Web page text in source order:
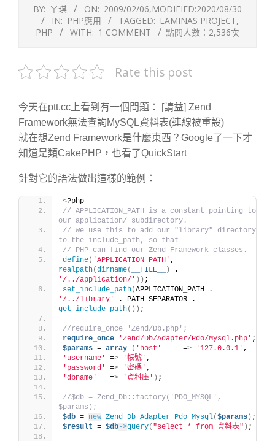
BY: ㄚ琪 ON: 2009/02/06,MODIFIED:2020/08/30
IN: PHP應用 TAGGED: LAMINAS PROJECT,
PHP
WITH: 1 COMMENT 點閱人數：2,536次
Rate this post
今天在ptt.cc上看到有一個問題： [請益] Zend
Framework無法查詢MySQL資料表(連線被重設)
就在想Zend Framework是什麼東西？Google了一下才
知道是類CakePHP，也看了QuickStart
針對它的語法做出這樣的範例：
<?php
// APPLICATION_PATH is a constant pointing to
our application/ subdirectory.
// We use this to add our "library" directory
to the include_path, so that
// PHP can find our Zend Framework classes.
define( 'APPLICATION_PATH'
realpath(dirname( __FILE__ )
'/../application/' )) ;
set_include_path(
'/../library'
get_include_path()) ;
//require_once 'Zend/Db.php';
require_once
'Zend/Db/Adapter/Pdo/Mysql.php' ;
$params = array ( 'host'
     =
> '127.0.0.1' ,
'username'
=> '帳號' ,
'password'
=> '密碼' ,
'dbname'
   =
> '資料庫' ) ;
//$db = Zend_Db::factory('PDO_MYSQL',
$params);
$db = new Zend_Db_Adapter_Pdo_Mysql($params) ;
$result = $db->query( "select * from 資料表" ) ;